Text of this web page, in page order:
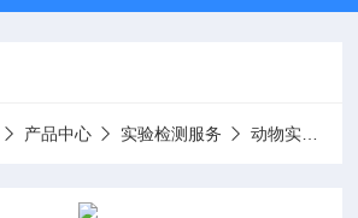
产品中心 实验检测服务 动物实验